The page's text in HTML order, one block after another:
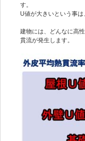
す。
U値が大きいという事は
建物には、どんなに高
貫流が発生します。